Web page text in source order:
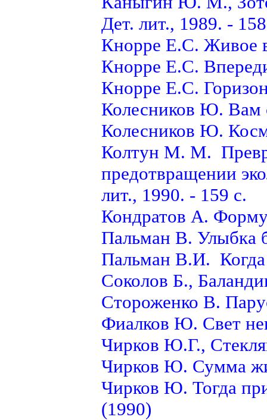
Дет. лит., 1989. -
Кнорре Е.С. Живое
Кнорре Е.С.
Кнорре Е.С.
Колесников Ю. Вам
Колесников Ю.
Колтун М. М.
предотвращении
лит., 1990. - 159 с.
Кондратов А.
Пальман В. Улыбка
Пальман В.И. Когда
Соколов Б.,
Стороженко В.
Фиалков Ю. Свет
Чирков Ю.Г.,
Чирков Ю. Сумма
Чирков Ю. Тогда
(1990)